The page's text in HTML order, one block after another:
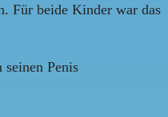
Für beide Kinder war das
Penis